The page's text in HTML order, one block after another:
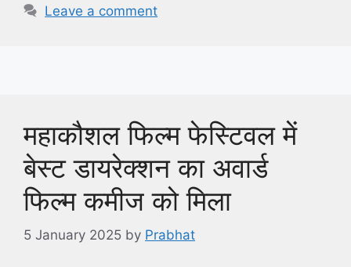
Leave a comment
महाकौशल फिल्म फेस्टिवल में
बेस्ट डायरेक्शन का अवार्ड
फिल्म कमीज को मिला
5 January 2025 by Prabhat